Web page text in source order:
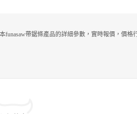
funasaw帶鋸條產品的詳細參數，實時報價，價格